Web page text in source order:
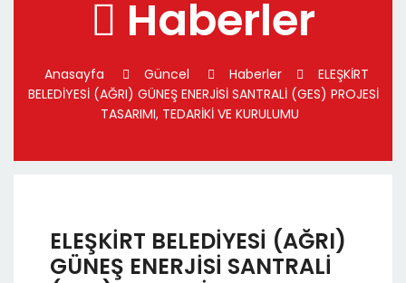
Haberler
Anasayfa Güncel Haberler
ELEŞKİRT
BELEDİYESİ (AĞRI) GÜNEŞ ENERJİSİ SANTRALİ (GES) PROJESİ
TASARIMI, TEDARİKİ VE KURULUMU
ELEŞKİRT BELEDİYESİ (AĞRI)
GÜNEŞ ENERJİSİ SANTRALİ